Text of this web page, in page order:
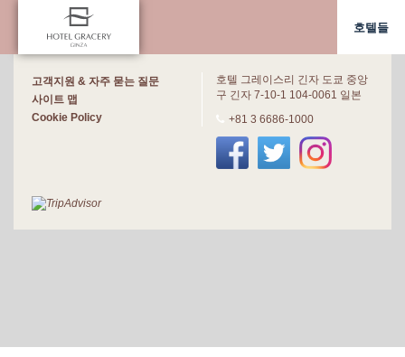
호텔들
고객지원 & 자주 묻는 질문
사이트 맵
Cookie Policy
호텔 그레이스리 긴자 도쿄 중앙
구 긴자 7-10-1 104-0061 일본
+81 3 6686-1000
호텔 그레이스리 서울
대만/타이페이